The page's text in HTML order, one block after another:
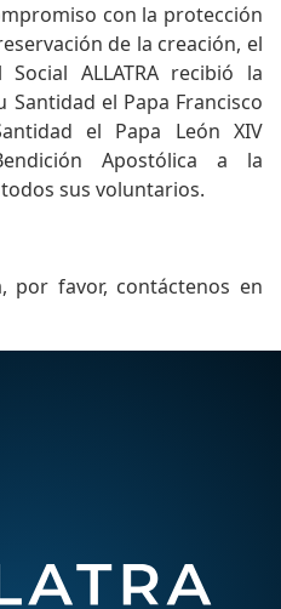
con la protección
de la creación, el
ALLATRA recibió la
Santidad el Papa Francisco
el Papa León XIV
Apostólica a la
todos sus voluntarios.
por favor, contáctenos en